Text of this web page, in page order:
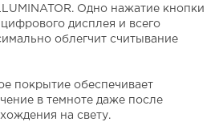
Одно нажатие кнопки
дисплея и всего
облегчит считывание
покрытие обеспечивает
в темноте даже после
на свету.